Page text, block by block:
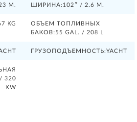
М. ШИРИНА:102″ / 2.6 М.
KG
ОБЪЕМ ТОПЛИВНЫХ
БАКОВ:55 GAL. / 208 L
ГРУЗОПОДЪЕМНОСТЬ:YACHT
320
KW